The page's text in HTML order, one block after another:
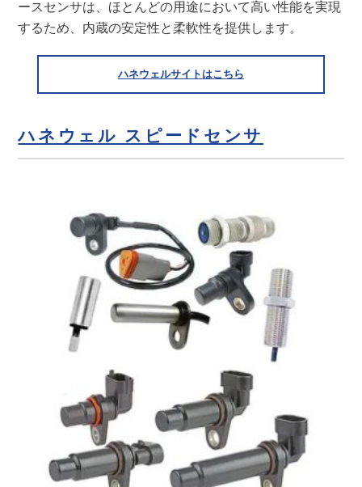
ースセンサは、ほとんどの用途において高い性能を実現
するため、内蔵の安定性と柔軟性を提供します。
ハネウェルサイトはこちら
ハネウェル スピードセンサ